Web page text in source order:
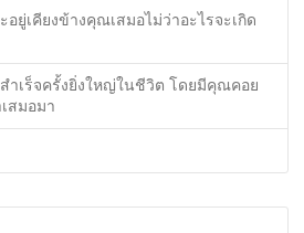
ยู่เคียงข้างคุณเสมอไม่ว่าอะไรจะเกิด
ำเร็จครั้งยิ่งใหญ่ในชีวิต โดยมีคุณคอย
สมอมา